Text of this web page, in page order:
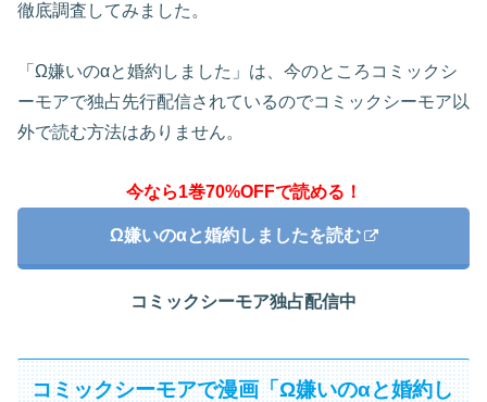
徹底調査してみました。
「Ω嫌いのαと婚約しました」は、今のところコミックシ
ーモアで独占先行配信されているのでコミックシーモア以
外で読む方法はありません。
今なら1巻70%OFFで読める！
Ω嫌いのαと婚約しましたを読む
コミックシーモア独占配信中
コミックシーモアで漫画「Ω嫌いのαと婚約し